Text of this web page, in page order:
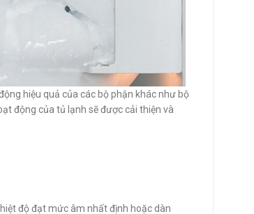
hiệu quả của các bộ phận khác như bộ
động của tủ lạnh sẽ được cải thiện và
độ đạt mức âm nhất định hoặc dàn